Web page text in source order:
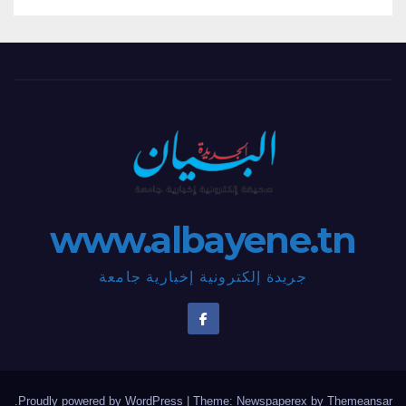
www.albayene.tn
جريدة إلكترونية إخبارية جامعة
Proudly powered by WordPress Theme: Newspaperex by Themeansar
.